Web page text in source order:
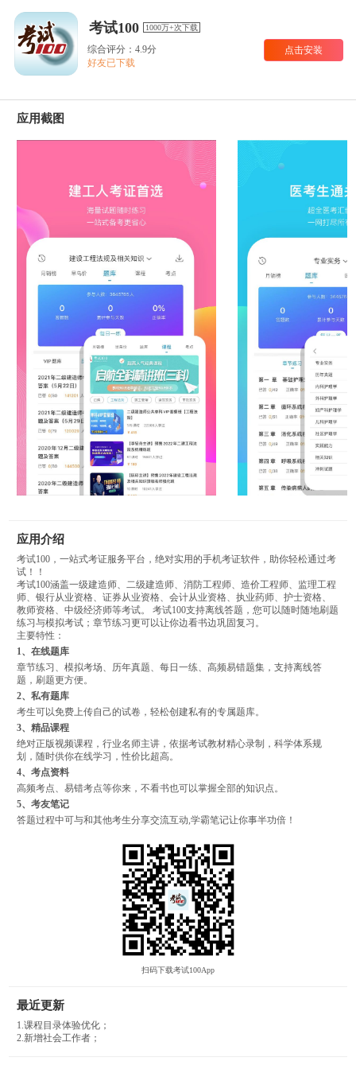
考试100 1000万+次下载
综合评分：4.9分
好友已下载
点击安装
应用截图
应用介绍
考试100，一站式考证服务平台，绝对实用的手机考证软件，助你轻松通过考
试！！
考试100涵盖一级建造师、二级建造师、消防工程师、造价工程师、监理工程
师、银行从业资格、证券从业资格、会计从业资格、执业药师、护士资格、
教师资格、中级经济师等考试。 考试100支持离线答题，您可以随时随地刷题
练习与模拟考试；章节练习更可以让你边看书边巩固复习。
主要特性：
1、在线题库
章节练习、模拟考场、历年真题、每日一练、高频易错题集，支持离线答
题，刷题更方便。
2、私有题库
考生可以免费上传自己的试卷，轻松创建私有的专属题库。
3、精品课程
绝对正版视频课程，行业名师主讲，依据考试教材精心录制，科学体系规
划，随时供你在线学习，性价比超高。
4、考点资料
高频考点、易错考点等你来，不看书也可以掌握全部的知识点。
5、考友笔记
答题过程中可与和其他考生分享交流互动,学霸笔记让你事半功倍！
扫码下载考试100App
最近更新
1.课程目录体验优化；
2.新增社会工作者；